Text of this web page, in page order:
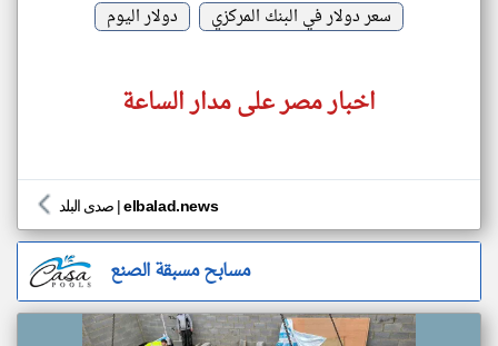
سعر دولار في البنك المركزي
دولار اليوم
اخبار مصر على مدار الساعة
صدى البلد |elbalad.news
مسابح مسبقة الصنع